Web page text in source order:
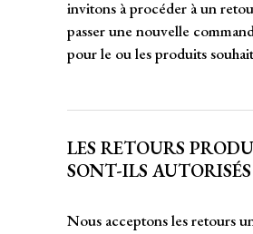
invitons à procéder à un
passer une nouvelle
pour le ou les produits
LES RETOURS
SONT-ILS AUTORISÉS
Nous acceptons les retours